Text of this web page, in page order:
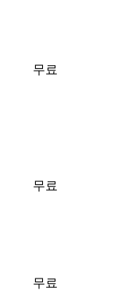
무료
무료
무료